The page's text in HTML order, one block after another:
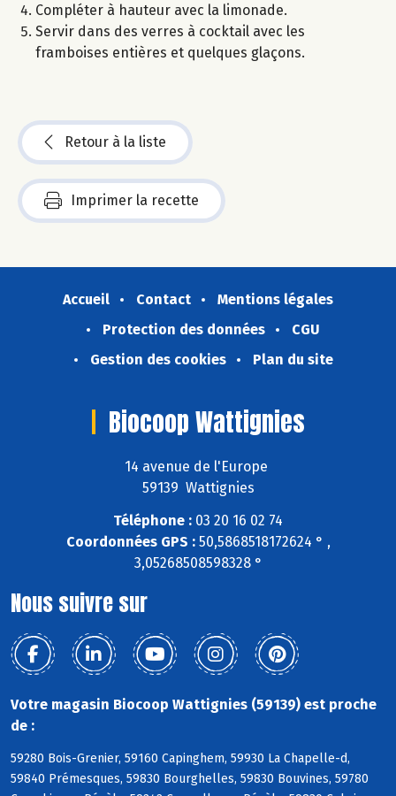
Compléter à hauteur avec la limonade.
Servir dans des verres à cocktail avec les
framboises entières et quelques glaçons.
Retour à la liste
Imprimer la recette
Accueil Contact
Mentions légales
Protection des données
CGU
Gestion des cookies
Plan du site
Biocoop Wattignies
14 avenue de l'Europe
59139 Wattignies
Téléphone : 03 20 16 02 74
Coordonnées GPS :50,5868518172624 ° ,
3,05268508598328 °
Nous suivre sur
Votre magasin Biocoop Wattignies (59139) est proche
de :
59280 Bois-Grenier, 59160 Capinghem, 59930 La Chapelle-d,
59840 Prémesques, 59830 Bourghelles, 59830 Bouvines, 59780